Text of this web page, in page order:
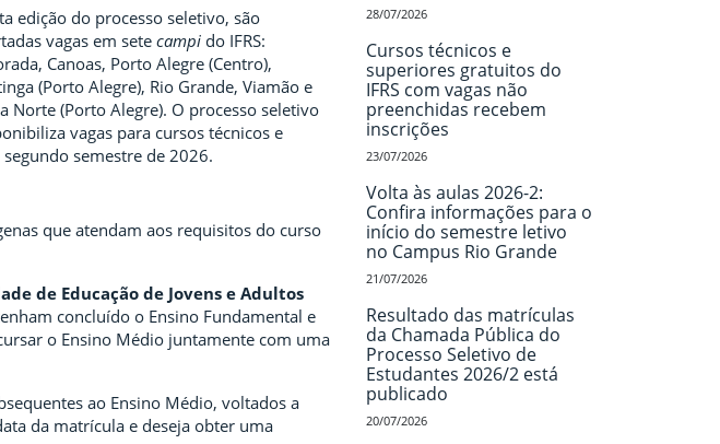
edição do processo seletivo, são
vagas em setecampi do IFRS:
Canoas, Porto Alegre (Centro),
(Porto Alegre), Rio Grande, Viamão e
Norte (Porto Alegre). O processo seletivo
vagas para cursos técnicos e
semestre de 2026.
que atendam aos requisitos do curso
de Educação de Jovens e Adultos
concluído o Ensino Fundamental e
o Ensino Médio juntamente com uma
ao Ensino Médio, voltados a
da matrícula e deseja obter uma
28/07/2026
Cursos técnicos e
superiores gratuitos do
IFRS com vagas não
preenchidas recebem
inscrições
23/07/2026
Volta às aulas 2026-2:
Confira informações para o
início do semestre letivo
no Campus Rio Grande
21/07/2026
Resultado das matrículas
da Chamada Pública do
Processo Seletivo de
Estudantes 2026/2 está
publicado
20/07/2026